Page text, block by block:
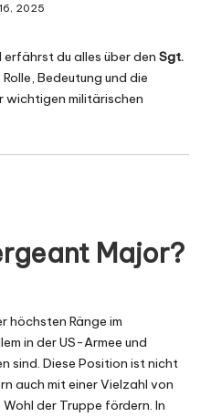
2025
erfährst du alles über den Sgt.
Rolle, Bedeutung und die
wichtigen militärischen
Major?
höchsten Ränge im
in der US-Armee und
sind. Diese Position ist nicht
auch mit einer Vielzahl von
der Truppe fördern. In